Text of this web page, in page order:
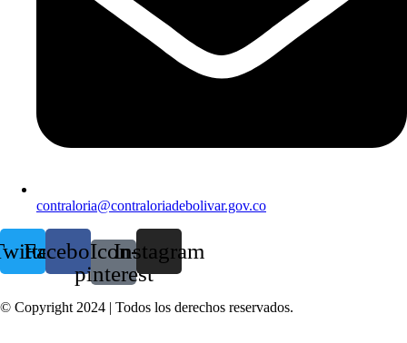
contraloria@contraloriadebolivar.gov.co
FacebookIcon-
pinterest
Instagram
© Copyright 2024 | Todos los derechos reservados.